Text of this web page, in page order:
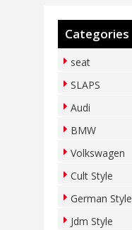
Categories
seat
SLAPS
Audi
BMW
Volkswagen
Cult Style
German Style
Jdm Style